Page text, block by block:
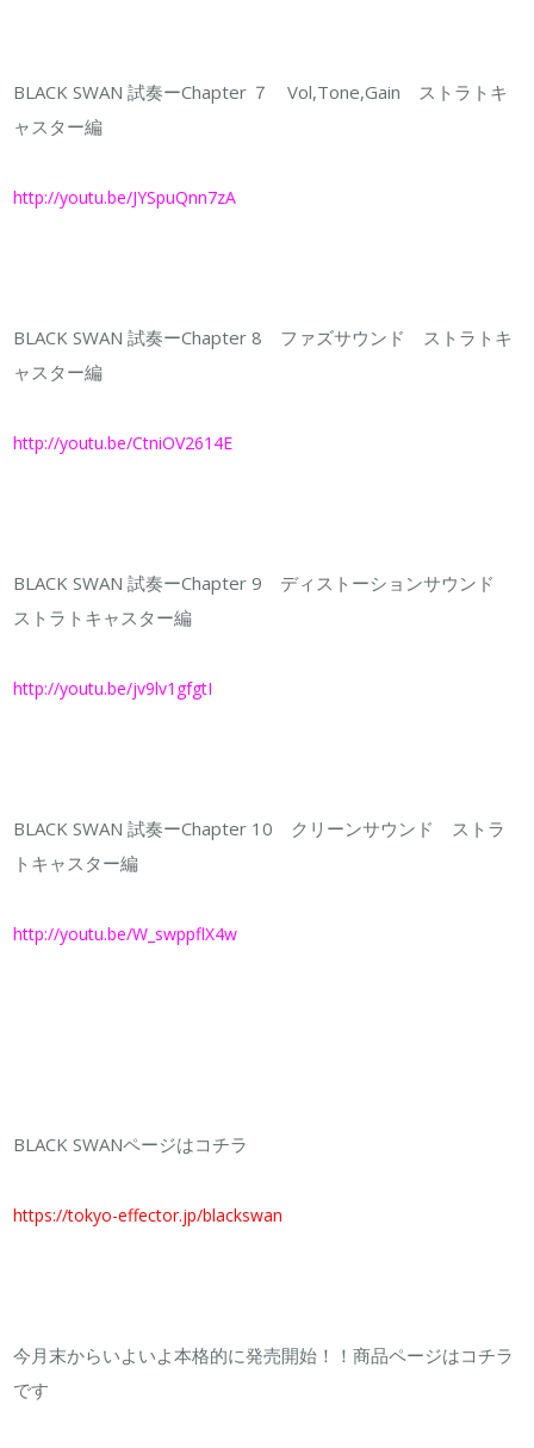
BLACK SWAN 試奏ーChapter ７ Vol,Tone,Gain ストラトキ
ャスター編
http://youtu.be/JYSpuQnn7zA
BLACK SWAN 試奏ーChapter 8 ファズサウンド ストラトキ
ャスター編
http://youtu.be/CtniOV2614E
BLACK SWAN 試奏ーChapter 9 ディストーションサウンド
ストラトキャスター編
http://youtu.be/jv9lv1gfgtI
BLACK SWAN 試奏ーChapter 10 クリーンサウンド ストラ
トキャスター編
http://youtu.be/W_swppflX4w
BLACK SWANページはコチラ
https://tokyo-effector.jp/blackswan
今月末からいよいよ本格的に発売開始！！商品ページはコチラ
です